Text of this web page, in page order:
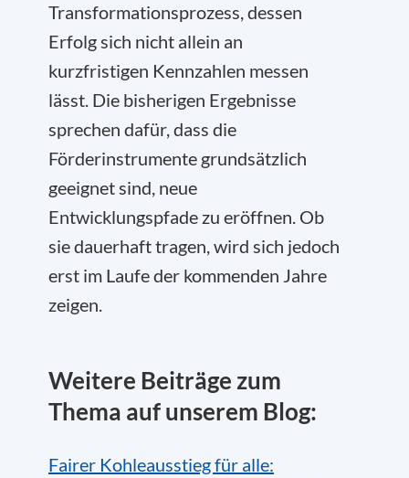
Transformationsprozess, dessen
Erfolg sich nicht allein an
kurzfristigen Kennzahlen messen
lässt. Die bisherigen Ergebnisse
sprechen dafür, dass die
Förderinstrumente grundsätzlich
geeignet sind, neue
Entwicklungspfade zu eröffnen. Ob
sie dauerhaft tragen, wird sich jedoch
erst im Laufe der kommenden Jahre
zeigen.
Weitere Beiträge zum
Thema auf unserem Blog:
Fairer Kohleausstieg für alle: